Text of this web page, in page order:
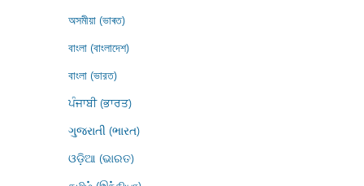
অসমীয়া (ভাৰত)
বাংলা (বাংলাদেশ)
বাংলা (ভারত)
ਪੰਜਾਬੀ (ਭਾਰਤ)
ગુજરાતી (ભારત)
ଓଡ଼ିଆ (ଭାରତ)